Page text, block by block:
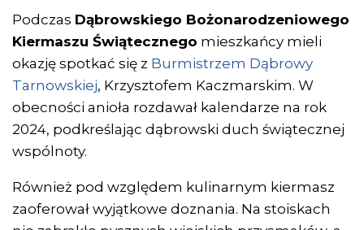
Podczas Dąbrowskiego Bożonarodzeniowego
Kiermaszu Świątecznego mieszkańcy mieli
okazję spotkać się z Burmistrzem Dąbrowy
Tarnowskiej, Krzysztofem Kaczmarskim. W
obecności anioła rozdawał kalendarze na rok
2024, podkreślając dąbrowski duch świątecznej
wspólnoty.
Również pod względem kulinarnym kiermasz
zaoferował wyjątkowe doznania. Na stoiskach